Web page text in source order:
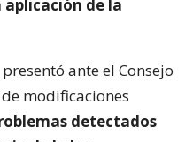
de la
ante el Consejo
modificaciones
detectados